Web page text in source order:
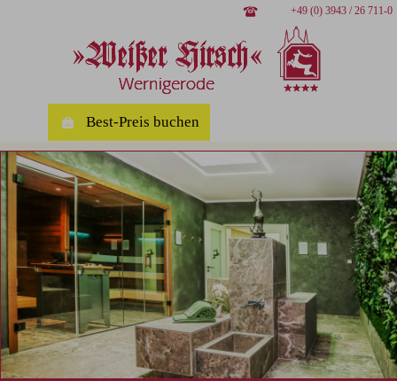
+49 (0) 3943 / 26 711-0
Best-Preis buchen